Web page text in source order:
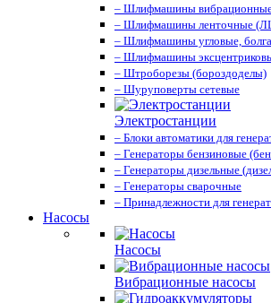
– Шлифмашины
– Шлифмашины ленточные
– Шлифмашины угловые,
– Шлифмашины
– Штроборезы (бороздоделы)
– Шуруповерты сетевые
Электростанции
– Блоки автоматики для
– Генераторы бензиновые
– Генераторы дизельные
– Генераторы сварочные
– Принадлежности для
Насосы
Насосы
Вибрационные насосы